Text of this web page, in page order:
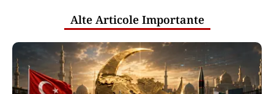
Alte Articole Importante